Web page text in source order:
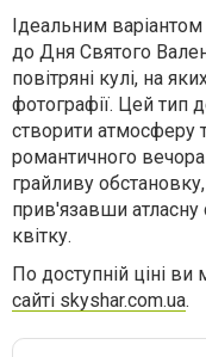
Ідеальним
до Дня Святого
повітряні кулі, на
фотографії. Цей тип
створити атмосферу
романтичного
грайливу
прив'язавши атласну
квітку.
По доступній ціні ви
сайті skyshar.com.ua.